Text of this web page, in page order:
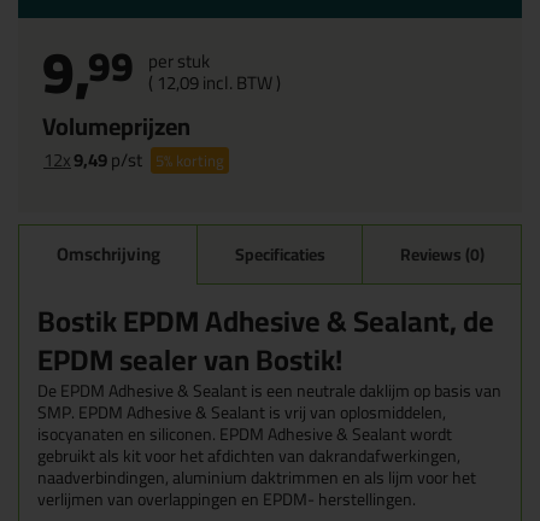
9,99 per stuk
( 12,09incl. BTW )
Volumeprijzen
12x9,49p/st 5%korting
Omschrijving Specificaties Reviews (0)
Bostik EPDM Adhesive & Sealant, de
EPDM sealer van Bostik!
De EPDM Adhesive & Sealant is een neutrale daklijm op basis van
SMP. EPDM Adhesive & Sealant is vrij van oplosmiddelen,
isocyanaten en siliconen. EPDM Adhesive & Sealant wordt
gebruikt als kit voor het afdichten van dakrandafwerkingen,
naadverbindingen, aluminium daktrimmen en als lijm voor het
verlijmen van overlappingen en EPDM- herstellingen.